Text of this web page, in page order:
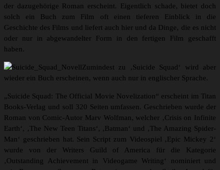
der dazugehörige Roman erscheint. Eigentlich schade, bietet doch
solch ein Buch zum Film oft einen tieferen Einblick in die
Geschichte des Films und liefert auch hier und da Dinge, die es nicht
oder nur in abgewandelter Form in den fertigen Film geschafft
haben.
Zumindest zu ‚Suicide Squad‘ wird aber
wieder ein Buch erscheinen, wenn auch nur in englischer Sprache.
„Suicide Squad: The Official Movie Novelization“ erscheint im Titan
Books-Verlag und soll 320 Seiten umfassen. Geschrieben wurde der
Roman von Comic-Autor Marv Wolfman, welcher ‚Crisis on Infinite
Earth‘, ‚The New Teen Titans‘, ‚Batman‘ und ‚The Amazing Spider-
Man‘ geschrieben hat. Sein Script zum Videospiel ‚Epic Mickey 2‘
wurde von der Writers Guild of America für die Kategorie
‚Outstanding Achievement in Videogame Writing‘ nominiert und